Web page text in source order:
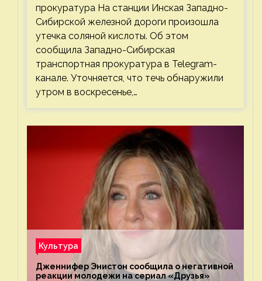
прокуратура На станции Инская Западно-
Сибирской железной дороги произошла
утечка соляной кислоты. Об этом
сообщила Западно-Сибирская
транспортная прокуратура в Telegram-
канале. Уточняется, что течь обнаружили
утром в воскресенье,…
Культура
Дженнифер Энистон сообщила о негативной
реакции молодежи на сериал «Друзья»